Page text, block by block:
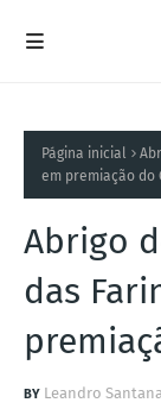
Página inicial
em premiação do
Abrigo
das
Leandro Santana